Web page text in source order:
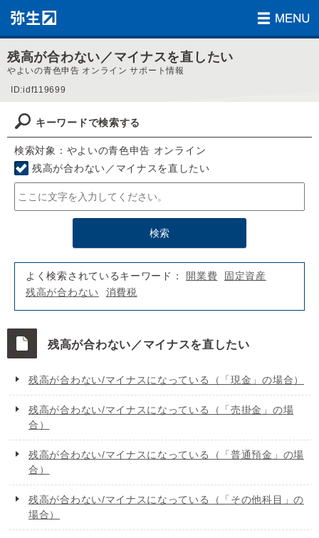
残高が合わない／マイナスを直したい
やよいの青色申告 オンライン サポート情報
ID:idf119699
キーワードで検索する
検索対象：やよいの青色申告 オンライン
残高が合わない／マイナスを直したい
よく検索されているキーワード： 開業費
固定資産
残高が合わない
消費税
残高が合わない／マイナスを直したい
残高が合わない/マイナスになっている（「現金」の場合）
残高が合わない/マイナスになっている（「売掛金」の場
合）
残高が合わない/マイナスになっている（「普通預金」の場
合）
残高が合わない/マイナスになっている（「その他科目」の
場合）